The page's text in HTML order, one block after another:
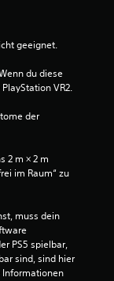
geeignet.
du diese
VR2.
der
m × 2 m
im Raum“ zu
muss dein
PS5 spielbar,
sind, sind hier
Informationen